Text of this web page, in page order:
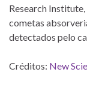
Research
cometas
detectados pelo
Créditos: New